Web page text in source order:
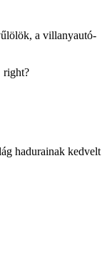
a villanyautó-
right?
hadurainak kedvelt